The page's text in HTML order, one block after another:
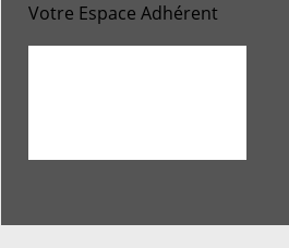
Votre Espace Adhérent